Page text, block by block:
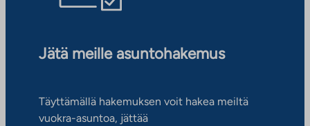
Jätä meille asuntohakemus
Täyttämällä hakemuksen voit hakea meiltä
vuokra-asuntoa, jättää